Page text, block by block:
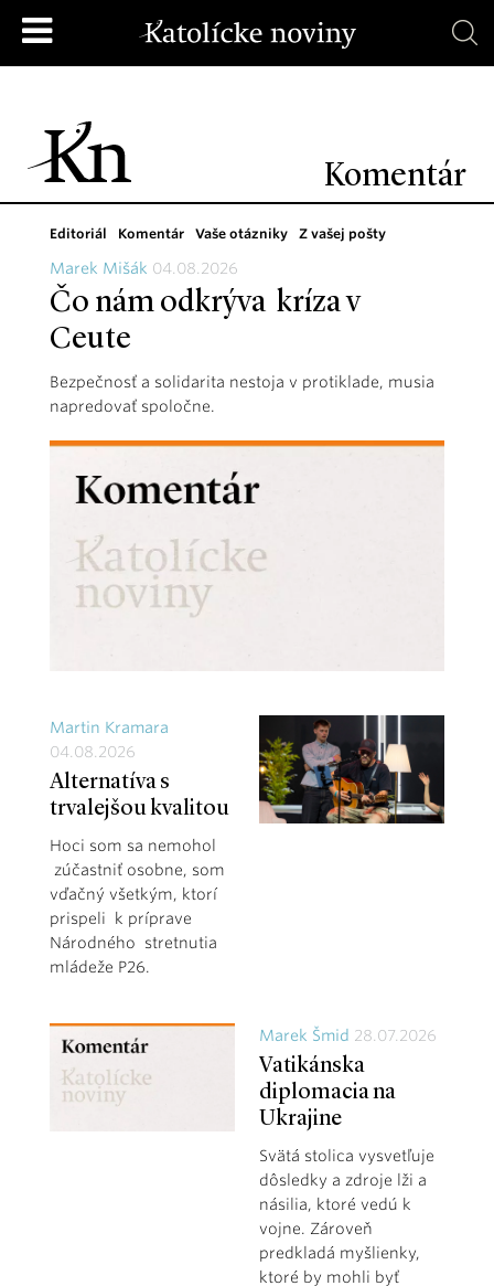
Komentár
Editoriál Komentár Vaše otázniky Z vašej pošty
Marek Mišák 04.08.2026
Čo nám odkrýva kríza v
Ceute
Bezpečnosť a solidarita nestoja v protiklade, musia
napredovať spoločne.
Martin Kramara
04.08.2026
Alternatíva s
trvalejšou kvalitou
Hoci som sa nemohol
zúčastniť osobne, som
vďačný všetkým, ktorí
prispeli k príprave
Národného stretnutia
mládeže P26.
Marek Šmid 28.07.2026
Vatikánska
diplomacia na
Ukrajine
Svätá stolica vysvetľuje
dôsledky a zdroje lži a
násilia, ktoré vedú k
vojne. Zároveň
predkladá myšlienky,
ktoré by mohli byť